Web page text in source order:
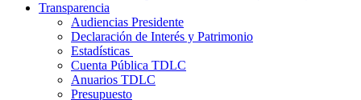
Transparencia
Audiencias Presidente
Declaración de Interés y Patrimonio
Estadísticas
Cuenta Pública TDLC
Anuarios TDLC
Presupuesto